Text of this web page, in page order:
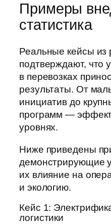
Примеры
статистика
Реальные кейсы из
подтверждают, что
в перевозках
результаты. От
инициатив до
программ —
уровнях.
Ниже приведены
демонстрирующие
их влияние на
и экологию.
Кейс 1:
логистики